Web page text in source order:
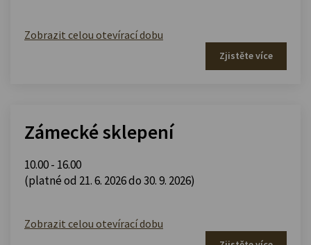
Zobrazit celou otevírací dobu
Zjistěte více
Zámecké sklepení
10.00 - 16.00
(platné od 21. 6. 2026 do 30. 9. 2026)
Zobrazit celou otevírací dobu